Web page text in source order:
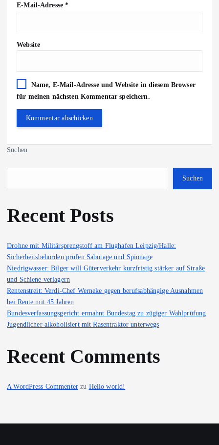
E-Mail-Adresse*
Website
Name, E-Mail-Adresse und Website in diesem Browser
für meinen nächsten Kommentar speichern.
Suchen
Suchen
Recent Posts
Drohne mit Militärsprengstoff am Flughafen Leipzig/Halle:
Sicherheitsbehörden prüfen Sabotage und Spionage
Niedrigwasser: Bilger will Güterverkehr kurzfristig stärker auf Straße
und Schiene verlagern
Rentenstreit: Verdi-Chef Werneke gegen berufsabhängige Ausnahmen
bei Rente mit 45 Jahren
Bundesverfassungsgericht ermahnt Bundestag zu zügiger Wahlprüfung
Jugendlicher alkoholisiert mit Rasentraktor unterwegs
Recent Comments
A WordPress Commenter zu Hello world!